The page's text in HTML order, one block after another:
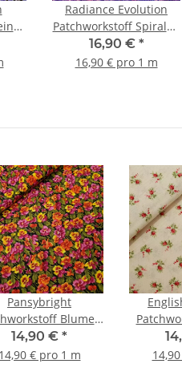
Radiance Evolution
Patchworkstoff Spiralen
lila
16,90 € *
16,90 € pro 1 m
Pansybright
Blumen
orange, pink
14,90 € *
14,90 € pro 1 m
Blumen